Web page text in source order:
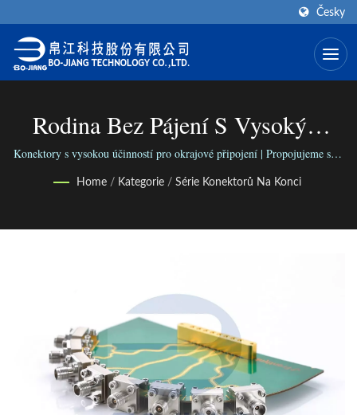
Česky
Rodina Bez Pájení S Vysokým
Výkonem Pro Konektory Na
Konci | Výrobce Koaxiálního
Konektory s vysokou účinností pro okrajové připojení | Propojujeme svět
spolehlivým podnikáním.
Home / Kategorie / Série Konektorů Na Konci